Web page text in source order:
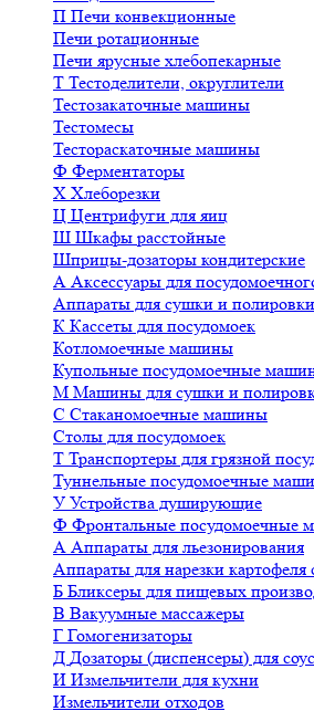
П Печи конвекционные
Печи ротационные
Печи ярусные хлебопекарные
Т Тестоделители, округлители
Тестозакаточные машины
Тестомесы
Тестораскаточные машины
Ф Ферментаторы
Х Хлеборезки
Ц Центрифуги для яиц
Ш Шкафы расстойные
Шприцы-дозаторы кондитерские
А Аксессуары для
Аппараты для сушки и полировки
К Кассеты для посудомоек
Котломоечные машины
Купольные посудомоечные
М Машины для сушки и
С Стаканомоечные машины
Столы для посудомоек
Т Транспортеры для грязной
Туннельные посудомоечные
У Устройства душирующие
Ф Фронтальные посудомоечные
А Аппараты для льезонирования
Аппараты для нарезки картофеля
Б Бликсеры для пищевых
В Вакуумные массажеры
Г Гомогенизаторы
Д Дозаторы (диспенсеры) для
И Измельчители для кухни
Измельчители отходов